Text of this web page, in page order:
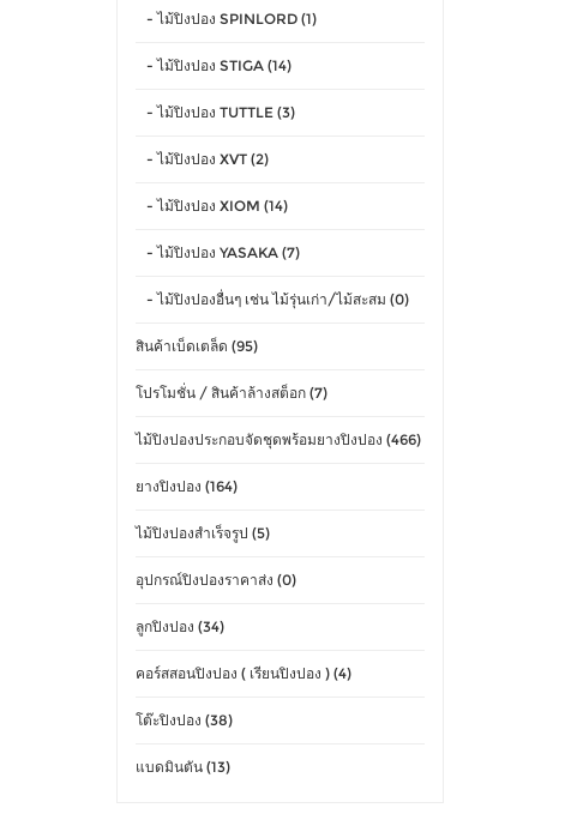
- ไม้ปิงปอง SPINLORD (1)
- ไม้ปิงปอง STIGA (14)
- ไม้ปิงปอง TUTTLE (3)
- ไม้ปิงปอง XVT (2)
- ไม้ปิงปอง XIOM (14)
- ไม้ปิงปอง YASAKA (7)
- ไม้ปิงปองอื่นๆ เช่น ไม้รุ่นเก่า/ไม้สะสม (0)
สินค้าเบ็ดเตล็ด (95)
โปรโมชั่น / สินค้าล้างสต็อก (7)
ไม้ปิงปองประกอบจัดชุดพร้อมยางปิงปอง (466)
ยางปิงปอง (164)
ไม้ปิงปองสำเร็จรูป (5)
อุปกรณ์ปิงปองราคาส่ง (0)
ลูกปิงปอง (34)
คอร์สสอนปิงปอง ( เรียนปิงปอง ) (4)
โต๊ะปิงปอง (38)
แบดมินตัน (13)